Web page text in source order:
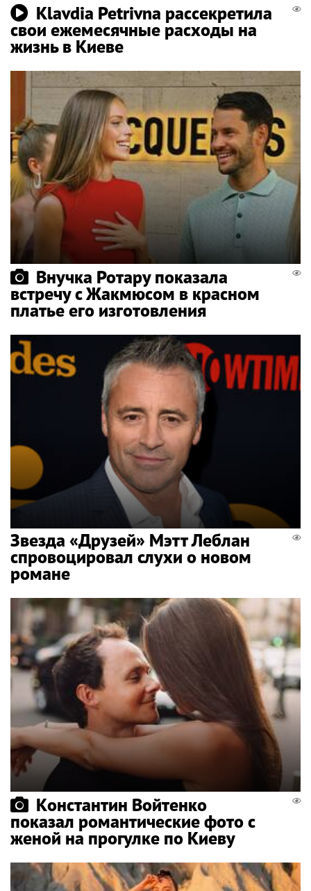
Klavdia Petrivna рассекретила
свои ежемесячные расходы на
жизнь в Киеве
Внучка Ротару показала
встречу с Жакмюсом в красном
платье его изготовления
Звезда «Друзей» Мэтт Леблан
спровоцировал слухи о новом
романе
Константин Войтенко
показал романтические фото с
женой на прогулке по Киеву